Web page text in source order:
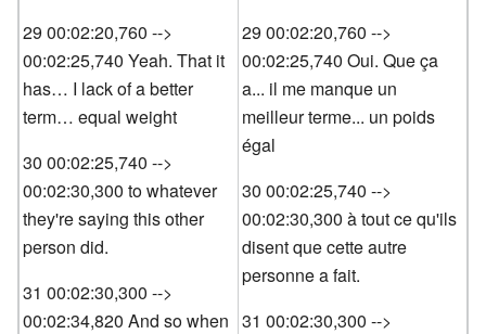
29 00:02:20,760 -->
00:02:25,740 Yeah. That it
has… I lack of a better
term… equal weight
30 00:02:25,740 -->
00:02:30,300 to whatever
they're saying this other
person did.
31 00:02:30,300 -->
00:02:34,820 And so when
29 00:02:20,760 -->
00:02:25,740 Oui. Que ça
a... il me manque un
meilleur terme... un poids
égal
30 00:02:25,740 -->
00:02:30,300 à tout ce qu'ils
disent que cette autre
personne a fait.
31 00:02:30,300 -->